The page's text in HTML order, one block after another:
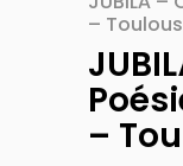
–
–